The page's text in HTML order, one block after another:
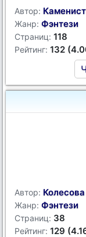
Автор:
Жанр: Фэнтези
Страниц: 118
Рейтинг: 132
Автор:
Жанр: Фэнтези
Страниц: 38
Рейтинг: 129